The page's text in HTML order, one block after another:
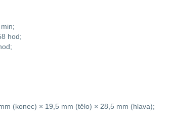
hod;
(konec) × 19,5 mm (tělo) × 28,5 mm (hlava);